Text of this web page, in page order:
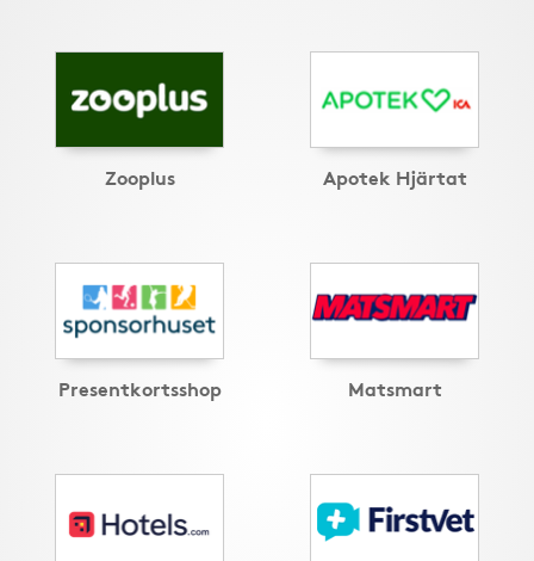
Zooplus Apotek Hjärtat
Presentkortsshop Matsmart